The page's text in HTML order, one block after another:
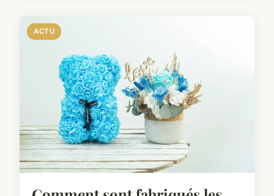
ACTU